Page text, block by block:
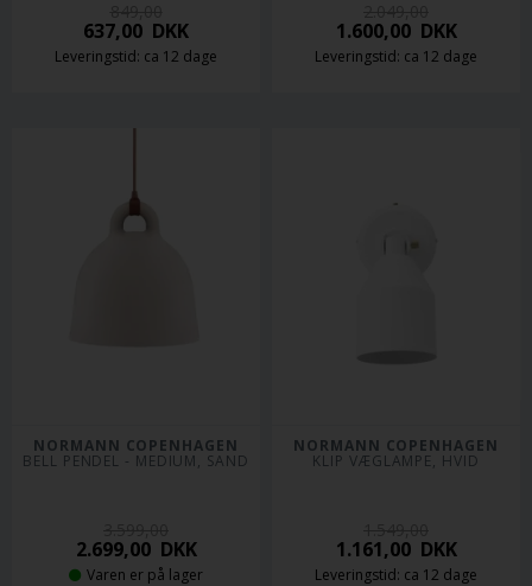
637,00 DKK
Leveringstid: ca 12 dage
1.600,00DKK
Leveringstid: ca 12 dage
NORMANN COPENHAGEN
BELL PENDEL - MEDIUM, SAND
2.699,00DKK
Varen er på lager
NORMANN COPENHAGEN
KLIP VÆGLAMPE, HVID
1.161,00DKK
Leveringstid: ca 12 dage